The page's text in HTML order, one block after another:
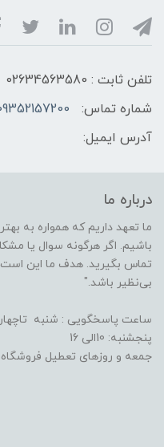
تلفن ثابت : 02634563580
شماره تماس:
آدرس ایمیل:
درباره ما
ما تعهد داریم که همواره به
باشیم. اگر هرگونه سوال یا
تماس بگیرید. هدف ما این است
بی‌نظیر باشد."
ساعت پاسخگویی : شنبه تاچهارشنبه
پنجشنبه: 10الی 16
جمعه و روزهای تعطیل